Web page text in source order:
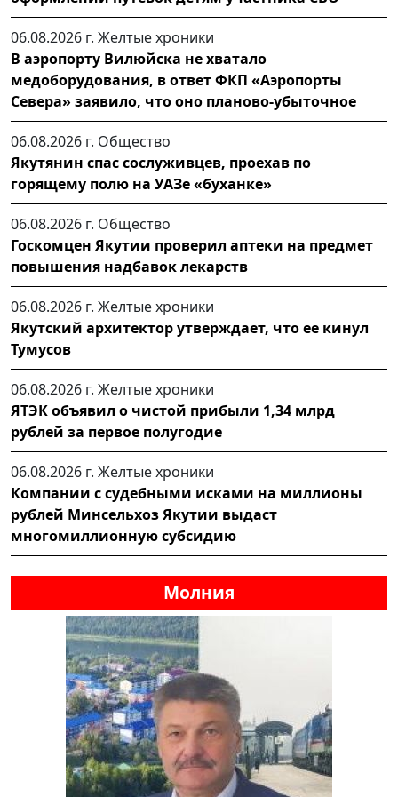
06.08.2026 г. Желтые хроники
В аэропорту Вилюйска не хватало
медоборудования, в ответ ФКП «Аэропорты
Севера» заявило, что оно планово-убыточное
06.08.2026 г. Общество
Якутянин спас сослуживцев, проехав по
горящему полю на УАЗе «буханке»
06.08.2026 г. Общество
Госкомцен Якутии проверил аптеки на предмет
повышения надбавок лекарств
06.08.2026 г. Желтые хроники
Якутский архитектор утверждает, что ее кинул
Тумусов
06.08.2026 г. Желтые хроники
ЯТЭК объявил о чистой прибыли 1,34 млрд
рублей за первое полугодие
06.08.2026 г. Желтые хроники
Компании с судебными исками на миллионы
рублей Минсельхоз Якутии выдаст
многомиллионную субсидию
Молния